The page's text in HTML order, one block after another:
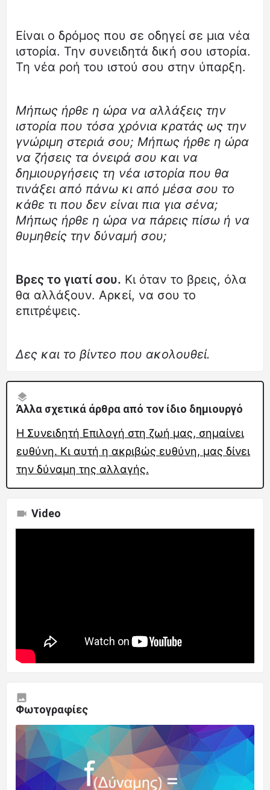
Είναι ο δρόμος που σε οδηγεί σε μια νέα
ιστορία. Την συνειδητά δική σου ιστορία.
Τη νέα ροή του ιστού σου στην ύπαρξη.
Μήπως ήρθε η ώρα να αλλάξεις την
ιστορία που τόσα χρόνια κρατάς ως την
γνώριμη στεριά σου; Μήπως ήρθε η ώρα
να ζήσεις τα όνειρά σου και να
δημιουργήσεις τη νέα ιστορία που θα
τινάξει από πάνω κι από μέσα σου το
κάθε τι που δεν είναι πια για σένα;
Μήπως ήρθε η ώρα να πάρεις πίσω ή να
θυμηθείς την δύναμή σου;
Βρες το γιατί σου. Κι όταν το βρεις, όλα
θα αλλάξουν. Αρκεί, να σου το
επιτρέψεις.
Δες και το βίντεο που ακολουθεί.
Άλλα σχετικά άρθρα από τον ίδιο δημιουργό
Η Συνειδητή Επιλογή στη ζωή μας, σημαίνει
ευθύνη. Κι αυτή η ακριβώς ευθύνη, μας δίνει
την δύναμη της αλλαγής.
Video
Φωτογραφίες